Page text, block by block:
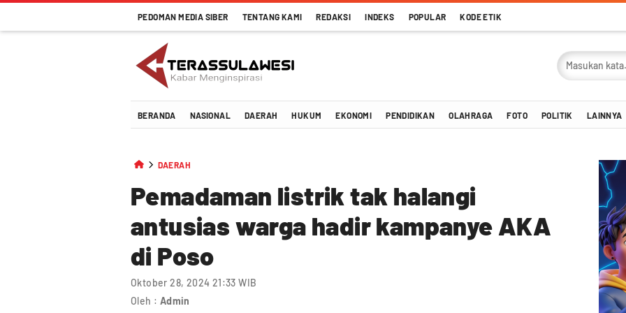
PEDOMAN MEDIA SIBER TENTANG KAMI REDAKSI INDEKS POPULAR KODE ETIK
Terassulawesi
Kabar Menginspirasi
BERANDA NASIONAL DAERAH HUKUM EKONOMI PENDIDIKAN OLAHRAGA FOTO POLITIK LAINNYA
DAERAH
Pemadaman listrik tak halangi
antusias warga hadir kampanye AKA
di Poso
Oktober 28, 2024 21:33 WIB
Oleh : Admin